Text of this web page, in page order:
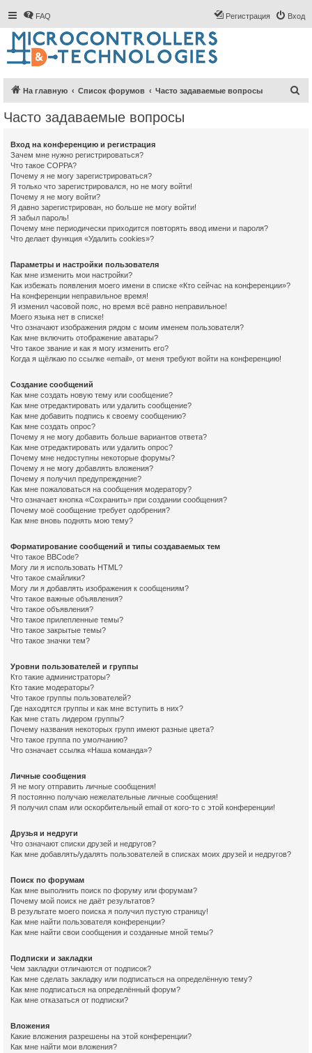
FAQ Вход
Регистрация
На главную Список форумов Часто задаваемые вопросы
Часто задаваемые вопросы
Вход на конференцию и регистрация
Зачем мне нужно регистрироваться?
Что такое COPPA?
Почему я не могу зарегистрироваться?
Я только что зарегистрировался, но не могу войти!
Почему я не могу войти?
Я давно зарегистрирован, но больше не могу войти!
Я забыл пароль!
Почему мне периодически приходится повторять ввод имени и пароля?
Что делает функция «Удалить cookies»?
Параметры и настройки пользователя
Как мне изменить мои настройки?
Как избежать появления моего имени в списке «Кто сейчас на конференции»?
На конференции неправильное время!
Я изменил часовой пояс, но время всё равно неправильное!
Моего языка нет в списке!
Что означают изображения рядом с моим именем пользователя?
Как мне включить отображение аватары?
Что такое звание и как я могу изменить его?
Когда я щёлкаю по ссылке «email», от меня требуют войти на конференцию!
Создание сообщений
Как мне создать новую тему или сообщение?
Как мне отредактировать или удалить сообщение?
Как мне добавить подпись к своему сообщению?
Как мне создать опрос?
Почему я не могу добавить больше вариантов ответа?
Как мне отредактировать или удалить опрос?
Почему мне недоступны некоторые форумы?
Почему я не могу добавлять вложения?
Почему я получил предупреждение?
Как мне пожаловаться на сообщения модератору?
Что означает кнопка «Сохранить» при создании сообщения?
Почему моё сообщение требует одобрения?
Как мне вновь поднять мою тему?
Форматирование сообщений и типы создаваемых тем
Что такое BBCode?
Могу ли я использовать HTML?
Что такое смайлики?
Могу ли я добавлять изображения к сообщениям?
Что такое важные объявления?
Что такое объявления?
Что такое прилепленные темы?
Что такое закрытые темы?
Что такое значки тем?
Уровни пользователей и группы
Кто такие администраторы?
Кто такие модераторы?
Что такое группы пользователей?
Где находятся группы и как мне вступить в них?
Как мне стать лидером группы?
Почему названия некоторых групп имеют разные цвета?
Что такое группа по умолчанию?
Что означает ссылка «Наша команда»?
Личные сообщения
Я не могу отправить личные сообщения!
Я постоянно получаю нежелательные личные сообщения!
Я получил спам или оскорбительный email от кого-то с этой конференции!
Друзья и недруги
Что означают списки друзей и недругов?
Как мне добавлять/удалять пользователей в списках моих друзей и недругов?
Поиск по форумам
Как мне выполнить поиск по форуму или форумам?
Почему мой поиск не даёт результатов?
В результате моего поиска я получил пустую страницу!
Как мне найти пользователя конференции?
Как мне найти свои сообщения и созданные мной темы?
Подписки и закладки
Чем закладки отличаются от подписок?
Как мне сделать закладку или подписаться на определённую тему?
Как мне подписаться на определённый форум?
Как мне отказаться от подписки?
Вложения
Какие вложения разрешены на этой конференции?
Как мне найти мои вложения?